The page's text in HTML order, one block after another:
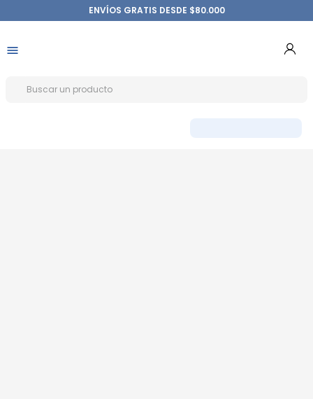
ENVÍOS GRATIS DESDE $80.000